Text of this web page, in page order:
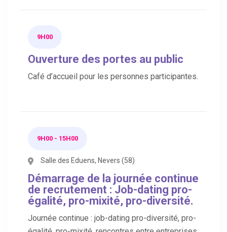
9H00
Ouverture des portes au public
Café d’accueil pour les personnes participantes.
9H00 - 15H00
Salle des Eduens, Nevers (58)
Démarrage de la journée continue
de recrutement : Job-dating pro-
égalité, pro-mixité, pro-diversité.
Journée continue : job-dating pro-diversité, pro-